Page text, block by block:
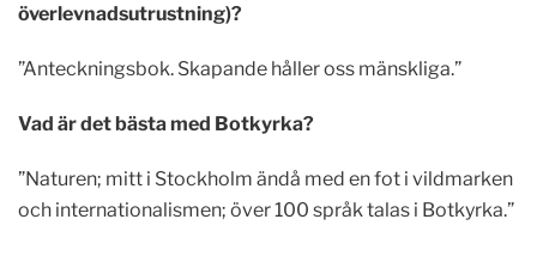
överlevnadsutrustning)?
”Anteckningsbok. Skapande håller oss mänskliga.”
Vad är det bästa med Botkyrka?
”Naturen; mitt i Stockholm ändå med en fot i vildmarken
och internationalismen; över 100 språk talas i Botkyrka.”